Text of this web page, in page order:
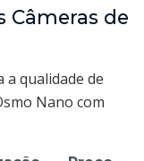
Câmeras de
a qualidade de
Nano com